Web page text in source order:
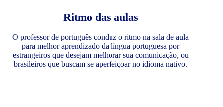
Ritmo das aulas
O professor de português conduz o ritmo na sala de aula
para melhor aprendizado da língua portuguesa por
estrangeiros que desejam melhorar sua comunicação, ou
brasileiros que buscam se aperfeiçoar no idioma nativo.